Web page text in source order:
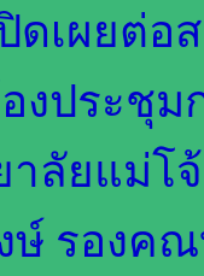
ดเผยต่
งประชุม
ลัยแม่โ
รองคณ